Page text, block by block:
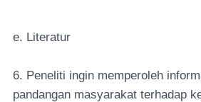
e. Literatur
6. Peneliti ingin memperoleh
pandangan masyarakat terhadap